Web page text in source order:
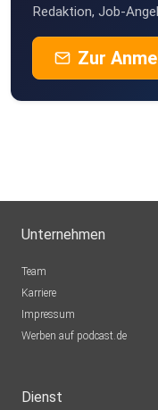
Redaktion, Job-
Zur
Unternehmen
Team
Karriere
Impressum
Werben auf podcast.de
Dienst